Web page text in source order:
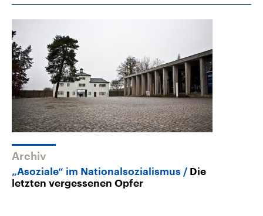
Archiv
„Asoziale“ im Nationalsozialismus
Die
letzten vergessenen Opfer